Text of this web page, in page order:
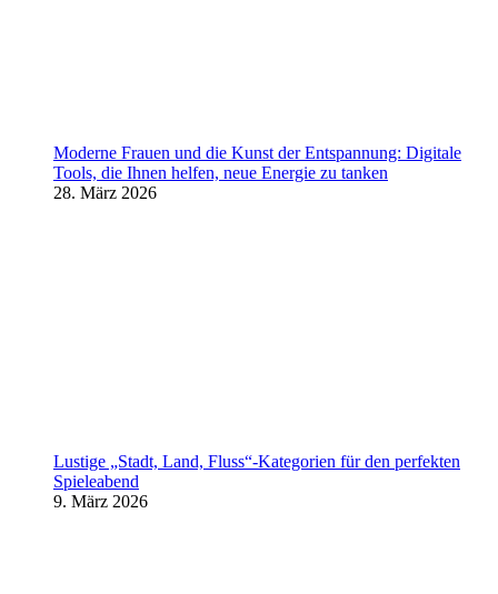
Moderne Frauen und die Kunst der Entspannung: Digitale
Tools, die Ihnen helfen, neue Energie zu tanken
28. März 2026
Lustige „Stadt, Land, Fluss“-Kategorien für den perfekten
Spieleabend
9. März 2026